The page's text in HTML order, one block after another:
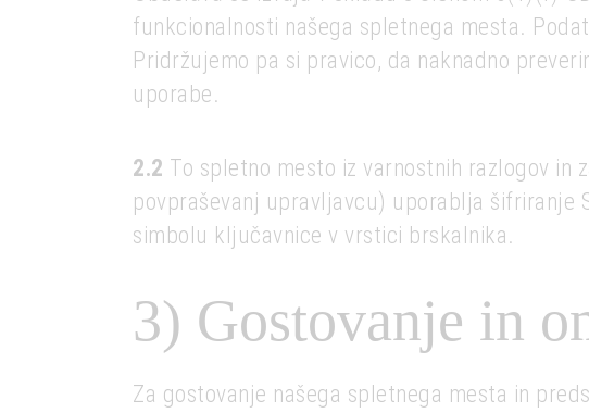
funkcionalnosti našega spletnega mesta.
Pridržujemo pa si pravico, da naknadno
uporabe.
2.2 To spletno mesto iz varnostnih razlogov in
povpraševanj upravljavcu) uporablja šifriranje
simbolu ključavnice v vrstici brskalnika.
3) Gostovanje in
Za gostovanje našega spletnega mesta in